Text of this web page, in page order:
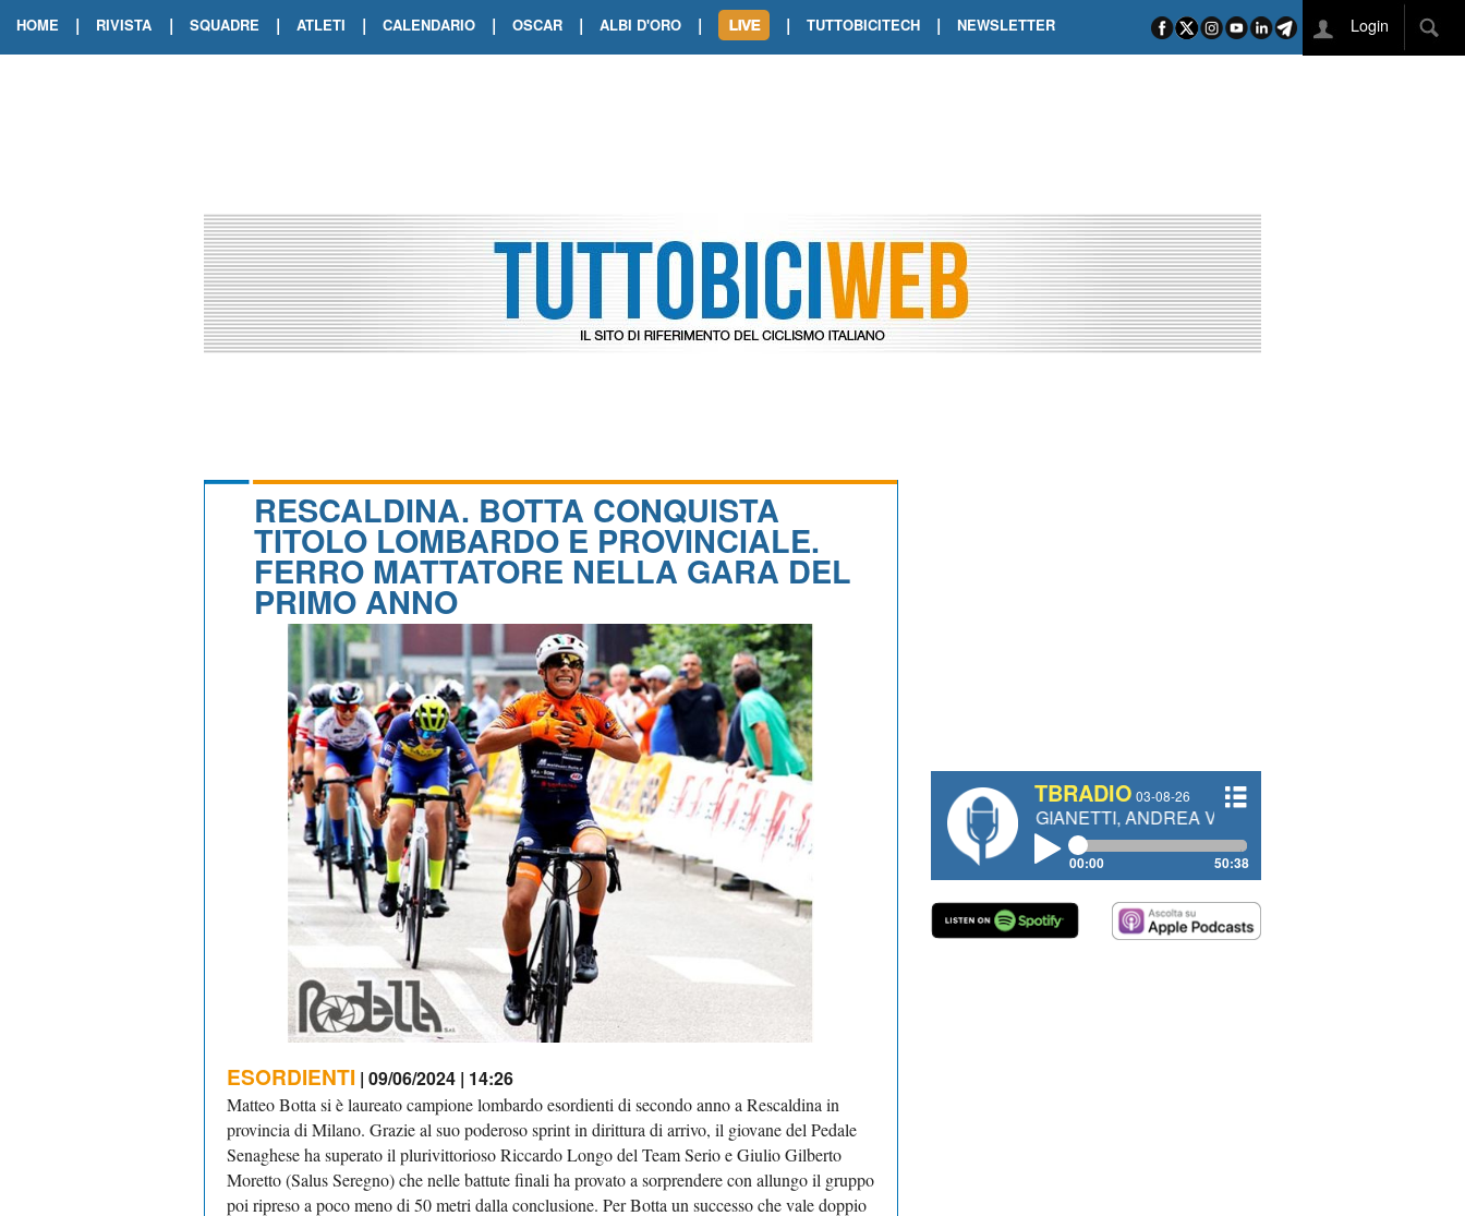
HOME | RIVISTA | SQUADRE | ATLETI | CALENDARIO | OSCAR | ALBI D'ORO |
TOUR DE FRANCE. ORCIERES-MERLETTE INCORONA CARAPAZ
TOUR DE FRANCE. A VOIRON TRIONFO DI PHILIPSEN SU SCHMID E KOOIJ
| TUTTOBICITECH | NEWSLETTER Login
RESCALDINA. BOTTA CONQUISTA
TITOLO LOMBARDO E PROVINCIALE.
FERRO MATTATORE NELLA GARA DEL
PRIMO ANNO
ESORDIENTI | 09/06/2024 | 14:26
Matteo Botta si è laureato campione lombardo esordienti di secondo anno a Rescaldina in
provincia di Milano. Grazie al suo poderoso sprint in dirittura di arrivo, il giovane del Pedale
Senaghese ha superato il plurivittorioso Riccardo Longo del Team Serio e Giulio Gilberto
Moretto (Salus Seregno) che nelle battute finali ha provato a sorprendere con allungo il gruppo
poi ripreso a poco meno di 50 metri dalla conclusione. Per Botta un successo che vale doppio
TBRADIO 03-08-26
#334 CHARLY WEGELIUS, MAURO GIANETTI, ANDREA VENDRAME, FILIPPO FIORELLI
00:00 50:38